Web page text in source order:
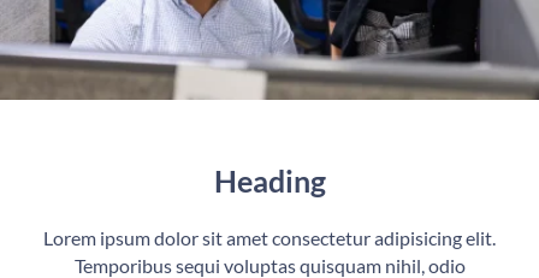
Heading
Lorem ipsum dolor sit amet consectetur adipisicing elit.
Temporibus sequi voluptas quisquam nihil, odio